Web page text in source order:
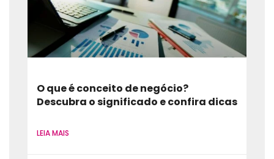
O que é conceito de negócio?
Descubra o significado e confira dicas
LEIA MAIS